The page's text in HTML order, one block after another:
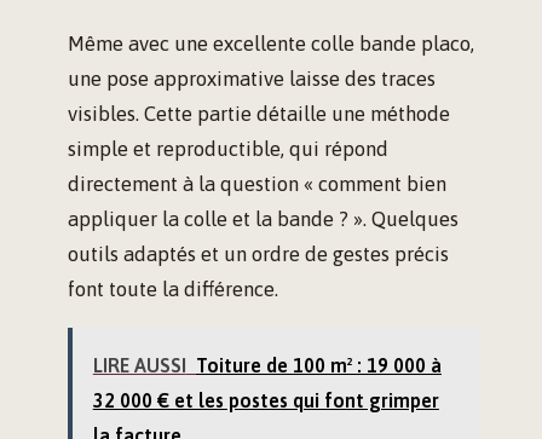
Même avec une excellente colle bande placo,
une pose approximative laisse des traces
visibles. Cette partie détaille une méthode
simple et reproductible, qui répond
directement à la question « comment bien
appliquer la colle et la bande ? ». Quelques
outils adaptés et un ordre de gestes précis
font toute la différence.
LIRE AUSSI Toiture de 100 m² : 19 000 à
32 000 € et les postes qui font grimper